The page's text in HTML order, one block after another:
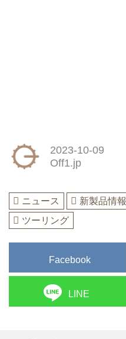
2023-10-09
Off1.jp
ニュース 新製品情報
ツーリング
Facebook
LINE